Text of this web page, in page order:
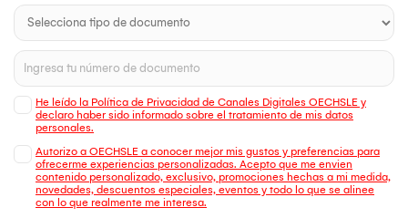
He leído la Política de Privacidad de Canales Digitales OECHSLE y
declaro haber sido informado sobre el tratamiento de mis datos
personales.
Autorizo a OECHSLE a conocer mejor mis gustos y preferencias para
ofrecerme experiencias personalizadas. Acepto que me envien
contenido personalizado, exclusivo, promociones hechas a mi medida,
novedades, descuentos especiales, eventos y todo lo que se alinee
con lo que realmente me interesa.